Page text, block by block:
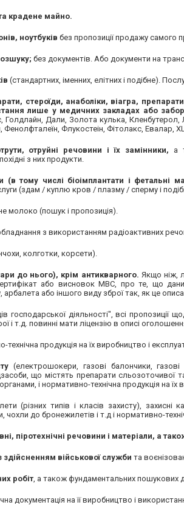
крадене майно.
ноутбуків без пропозиції продажу самого
без документів. Або документи на
(стандартних, іменних, елітних і подібне).
стероїди, анаболіки, віагра,
лише у медичних закладах або
Дали, Золота кулька, Кленбутерол,
Флукостеін, Фітолакс, Евалар,
отруйні речовини і їх замінники, а
з них продукти.
(в тому числі біоімплантати і фетальні
(здам / куплю кров / плазму / сперму і
молоко (пошук і пропозиція).
з використанням радіоактивних
колготки, корсети).
до нього), крім антикварного. Якщо ніж,
або висновок МВС, про те, що
або іншого виду зброї так, як це
господарської діяльності", всі пропозиції
і т.д. повинні мати ліцензію в описі
технічна продукція на їх виробництво і
(електрошокери, газові балончики,
що містять препарати сльозоточивої
і нормативно-технічна продукція на їх
(різних типів і класів захисту), захисні
до бронежилетів і т.д і нормативно-
піротехнічні речовини і матеріали, а
здійсненням військової служби та
робіт, а також фундаментальних пошукових
документація на її виробництво і